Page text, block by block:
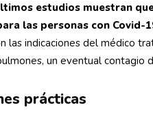
estudios muestran
las personas con Covid-
las indicaciones del médico
un eventual contagio
prácticas